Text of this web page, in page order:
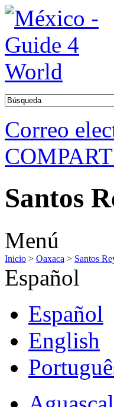
Correo
Santos
Menú
Inicio > Oaxaca > Santos
Español
Español
English